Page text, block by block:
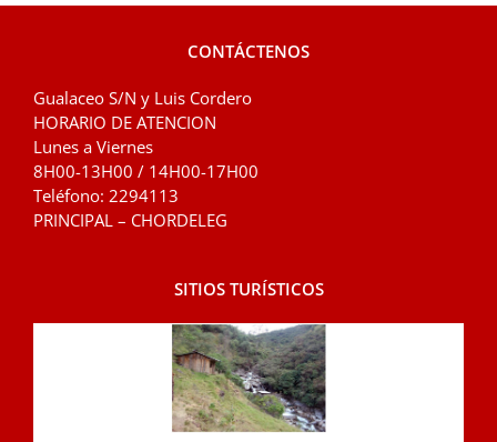
CONTÁCTENOS
Gualaceo S/N y Luis Cordero
HORARIO DE ATENCION
Lunes a Viernes
8H00-13H00 / 14H00-17H00
Teléfono: 2294113
PRINCIPAL – CHORDELEG
SITIOS TURÍSTICOS